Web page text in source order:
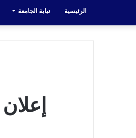
الرئيسية نيابة الجامعة